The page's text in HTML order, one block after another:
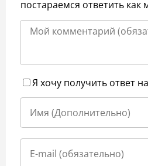
постараемся ответить как
Я хочу получить ответ